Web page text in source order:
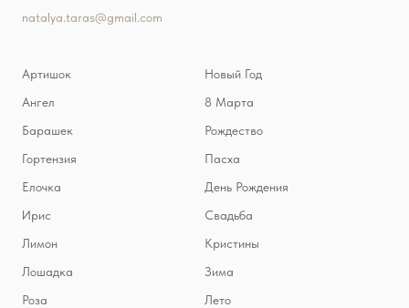
natalya.taras@gmail.com
Артишок
Ангел
Барашек
Гортензия
Елочка
Ирис
Лимон
Лошадка
Роза
Новый Год
8 Марта
Рождество
Пасха
День Рождения
Свадьба
Кристины
Зима
Лето